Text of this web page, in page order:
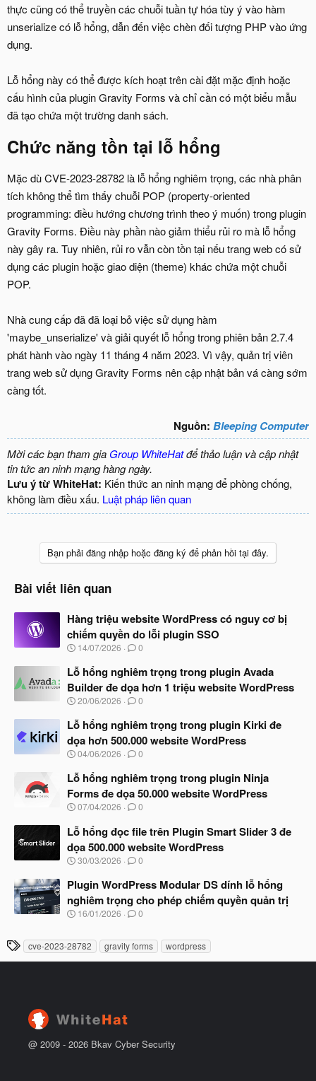
thực cũng có thể truyền các chuỗi tuần tự hóa tùy ý vào hàm
unserialize có lỗ hổng, dẫn đến việc chèn đối tượng PHP vào ứng
dụng.
Lỗ hổng này có thể được kích hoạt trên cài đặt mặc định hoặc
cấu hình của plugin Gravity Forms và chỉ cần có một biểu mẫu
đã tạo chứa một trường danh sách.
Chức năng tồn tại lỗ hổng
Mặc dù CVE-2023-28782 là lỗ hổng nghiêm trọng, các nhà phân
tích không thể tìm thấy chuỗi POP (property-oriented
programming: điều hướng chương trình theo ý muốn) trong plugin
Gravity Forms. Điều này phần nào giảm thiểu rủi ro mà lỗ hổng
này gây ra. Tuy nhiên, rủi ro vẫn còn tồn tại nếu trang web có sử
dụng các plugin hoặc giao diện (theme) khác chứa một chuỗi
POP.
Nhà cung cấp đã đã loại bỏ việc sử dụng hàm
'maybe_unserialize' và giải quyết lỗ hổng trong phiên bản 2.7.4
phát hành vào ngày 11 tháng 4 năm 2023. Vì vậy, quản trị viên
trang web sử dụng Gravity Forms nên cập nhật bản vá càng sớm
càng tốt.
Nguồn: Bleeping Computer
Mời các bạn tham gia Group WhiteHatđể thảo luận và cập nhật
tin tức an ninh mạng hàng ngày.
Lưu ý từ WhiteHat: Kiến thức an ninh mạng để phòng chống,
không làm điều xấu. Luật pháp liên quan
Bạn phải đăng nhập hoặc đăng ký để phản hồi tại đây.
Bài viết liên quan
Hàng triệu website WordPress có nguy cơ bị
chiếm quyền do lỗi plugin SSO
N
à
b
ắ
đ
ầ
u
14/07/2026 0
Lỗ hổng nghiêm trọng trong plugin Avada
Builder đe dọa hơn 1 triệu website WordPress
N
à
b
ắ
đ
ầ
u
20/06/2026 0
Lỗ hổng nghiêm trọng trong plugin Kirki đe
dọa hơn 500.000 website WordPress
N
à
b
ắ
đ
ầ
u
04/06/2026 0
Lỗ hổng nghiêm trọng trong plugin Ninja
Forms đe dọa 50.000 website WordPress
N
à
y
b
ắ
đ
ầ
u
07/04/2026 0
Lỗ hổng đọc file trên Plugin Smart Slider 3 đe
dọa 500.000 website WordPress
N
à
b
ắ
đ
ầ
u
30/03/2026 0
Plugin WordPress Modular DS dính lỗ hổng
nghiêm trọng cho phép chiếm quyền quản trị
N
y
u
16/01/2026 0
T
h
cve-2023-28782 gravity forms wordpress
@ 2009 - 2026 Bkav Cyber Security